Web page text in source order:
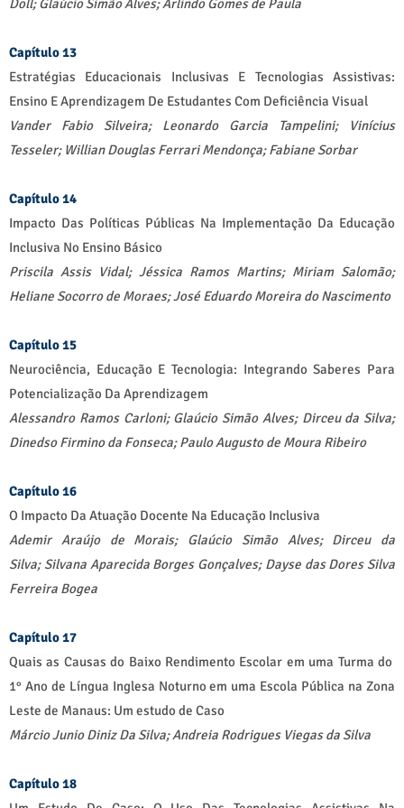
Doll;Glaúcio Simão Alves;Arlindo Gomes de Paula
Capítulo 13
Estratégias Educacionais Inclusivas E Tecnologias Assistivas:
Ensino E Aprendizagem De Estudantes Com Deficiência Visual
Vander Fabio Silveira; Leonardo Garcia Tampelini;
Vinícius
Tesseler; Willian Douglas Ferrari Mendonça;Fabiane Sorbar
Capítulo 14
Impacto Das Políticas Públicas Na Implementação Da Educação
Inclusiva No Ensino Básico
Priscila Assis Vidal; Jéssica Ramos Martins; Miriam Salomão;
Heliane Socorro de Moraes; José Eduardo Moreira do Nascimento
Capítulo 15
Neurociência, Educação E Tecnologia: Integrando Saberes Para
Potencialização Da Aprendizagem
Alessandro Ramos Carloni; Glaúcio Simão Alves; Dirceu da Silva;
Dinedso Firmino da Fonseca; Paulo Augusto de Moura Ribeiro
Capítulo 16
O Impacto Da Atuação Docente Na Educação Inclusiva
Ademir Araújo de Morais; Glaúcio Simão Alves; Dirceu da
Silva; Silvana Aparecida Borges Gonçalves; Dayse das Dores Silva
Ferreira Bogea
Capítulo 17
Quais as Causas do Baixo Rendimento Escolar em uma Turma do
1° Ano de Língua Inglesa Noturno em uma Escola Pública na Zona
Leste de Manaus: Um estudo de Caso
Márcio Junio Diniz Da Silva; Andreia Rodrigues Viegas da Silva
Capítulo 18